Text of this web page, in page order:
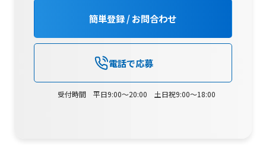
簡単登録 / お問合わせ
電話で応募
受付時間 平日9:00～20:00 土日祝9:00～18:00